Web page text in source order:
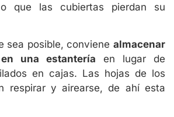
o que las cubiertas pierdan su
sea posible, conviene almacenar
una estantería en lugar de
en cajas. Las hojas de los
respirar y airearse, de ahí esta